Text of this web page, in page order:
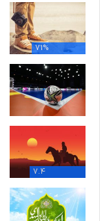
71%
7.4